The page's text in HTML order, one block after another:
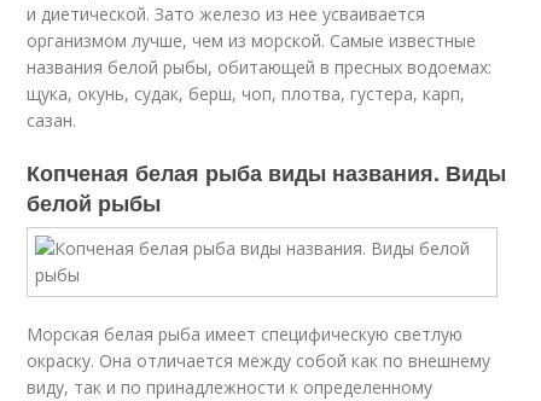
и диетической. Зато железо из нее усваивается
организмом лучше, чем из морской. Самые известные
названия белой рыбы, обитающей в пресных водоемах:
щука, окунь, судак, берш, чоп, плотва, густера, карп,
сазан.
Копченая белая рыба виды названия. Виды
белой рыбы
Морская белая рыба имеет специфическую светлую
окраску. Она отличается между собой как по внешнему
виду, так и по принадлежности к определенному